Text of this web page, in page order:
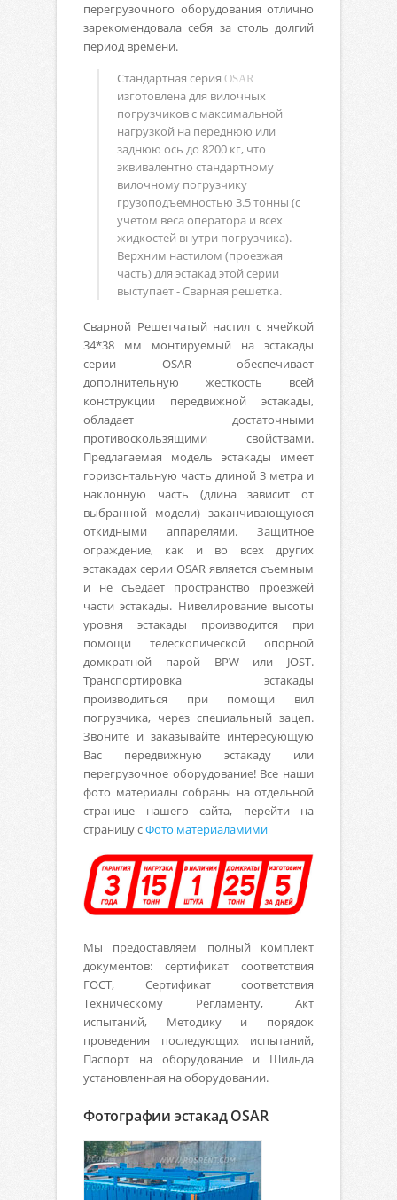
перегрузочного оборудования отлично
зарекомендовала себя за столь долгий
период времени.
Стандартная серия OSAR
изготовлена для вилочных
погрузчиков с максимальной
нагрузкой на переднюю или
заднюю ось до 8200 кг, что
эквивалентно стандартному
вилочному погрузчику
грузоподъемностью 3.5 тонны (с
учетом веса оператора и всех
жидкостей внутри погрузчика).
Верхним настилом (проезжая
часть) для эстакад этой серии
выступает - Сварная решетка.
Сварной Решетчатый настил с ячейкой
34*38 мм монтируемый на эстакады
серии OSAR обеспечивает
дополнительную жесткость всей
конструкции передвижной эстакады,
обладает достаточными
противоскользящими свойствами.
Предлагаемая модель эстакады имеет
горизонтальную часть длиной 3 метра и
наклонную часть (длина зависит от
выбранной модели) заканчивающуюся
откидными аппарелями. Защитное
ограждение, как и во всех других
эстакадах серии OSAR является съемным
и не съедает пространство проезжей
части эстакады. Нивелирование высоты
уровня эстакады производится при
помощи телескопической опорной
домкратной парой BPW или JOST.
Транспортировка эстакады
производиться при помощи вил
погрузчика, через специальный зацеп.
Звоните и заказывайте интересующую
Вас передвижную эстакаду или
перегрузочное оборудование! Все наши
фото материалы собраны на отдельной
странице нашего сайта, перейти на
страницу сФото материаламими
Мы предоставляем полный комплект
документов: сертификат соответствия
ГОСТ, Сертификат соответствия
Техническому Регламенту, Акт
испытаний, Методику и порядок
проведения последующих испытаний,
Паспорт на оборудование и Шильда
установленная на оборудовании.
Фотографии эстакад OSAR